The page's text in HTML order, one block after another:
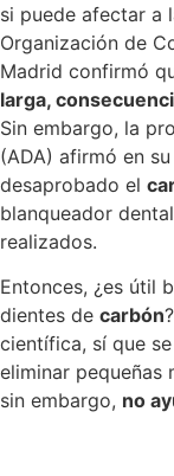
si puede afectar a
Organización de
Madrid confirmó
larga,
Sin embargo, la
(ADA) afirmó en
desaprobado el
blanqueador
realizados.
Entonces, ¿es útil
dientes de carbón
científica, sí que
eliminar pequeñas
sin embargo, no